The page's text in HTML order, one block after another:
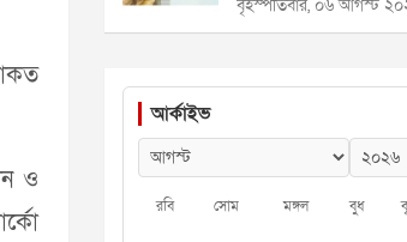
ও
বৃহস্পতিবার, ০৬ আগস্ট
আর্কাইভ
রবি সোম মঙ্গল বুধ